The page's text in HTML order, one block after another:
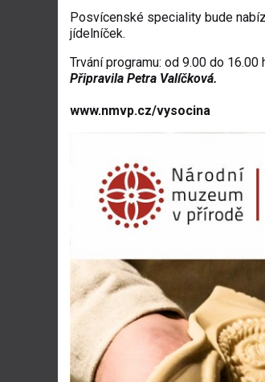
Posvícenské speciality bude
jídelníček.
Trvání programu: od 9.00 do
Připravila Petra Valíčková.
www.nmvp.cz/vysocina